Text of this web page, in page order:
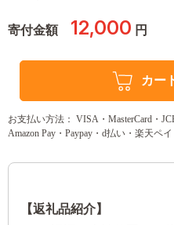
寄付金額 12,000 円
カー
お支払い方法： VISA・MasterCard・
Amazon Pay・Paypay・d払い・楽天ペイ
【返礼品紹介】